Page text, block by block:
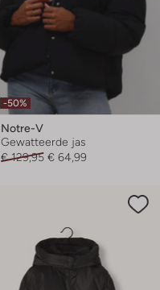
-50%
Notre-V
Gewatteerde jas
€ 129,95 € 64,99